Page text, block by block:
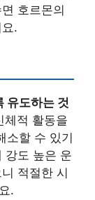
호르몬의
.
유도하는 것
체적 활동을
소할 수 있기
강도 높은 운
적절한 시
.